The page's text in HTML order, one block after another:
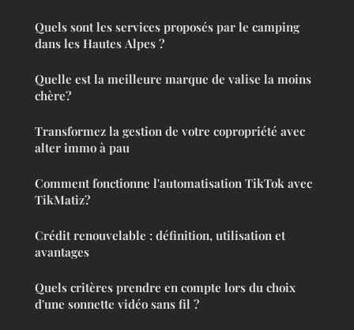
Quels sont les services proposés par le camping
dans les Hautes Alpes ?
Quelle est la meilleure marque de valise la moins
chère?
Transformez la gestion de votre copropriété avec
alter immo à pau
Comment fonctionne l'automatisation TikTok avec
TikMatiz?
Crédit renouvelable : définition, utilisation et
avantages
Quels critères prendre en compte lors du choix
d'une sonnette vidéo sans fil ?